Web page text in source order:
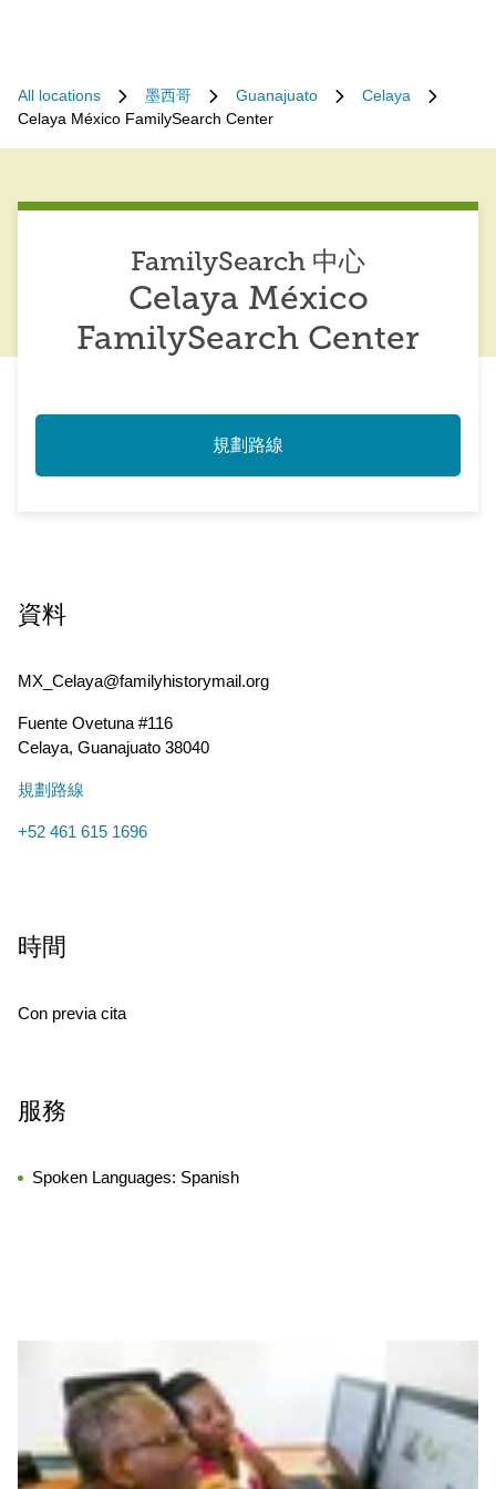
All locations 墨西哥 Guanajuato
Celaya
Celaya México FamilySearch Center
FamilySearch 中心
Celaya México
FamilySearch Center
規劃路線
資料
MX_Celaya@familyhistorymail.org
Fuente Ovetuna #116
Celaya, Guanajuato 38040
規劃路線
+52 461 615 1696
時間
Con previa cita
服務
Spoken Languages: Spanish